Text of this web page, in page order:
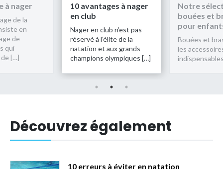
à nager
de la
en
de
qui
[…]
10 avantages à nager
en club
Nager en club n’est pas
réservé à l’élite de la
natation et aux grands
champions olympiques […]
Notre
bouées et
pour
Bouées et
les
Découvrez également
10 erreurs à éviter en natation